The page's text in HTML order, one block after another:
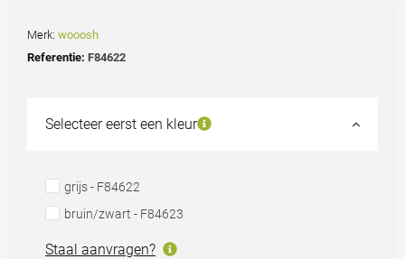
Merk: wooosh
Referentie: F84622
Selecteer eerst een kleur
grijs - F84622
bruin/zwart - F84623
Staal aanvragen?